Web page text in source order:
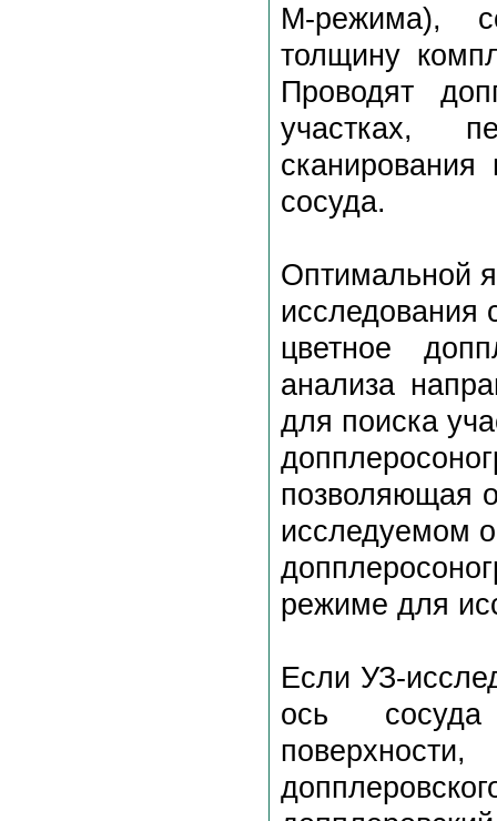
М-режима),
толщину
Проводят
участках,
сосуда.
Оптимальной
исследования
цветное
анализа
для поиска
позволяющая
исследуемом
режиме для
Если УЗ-
ось сосуда